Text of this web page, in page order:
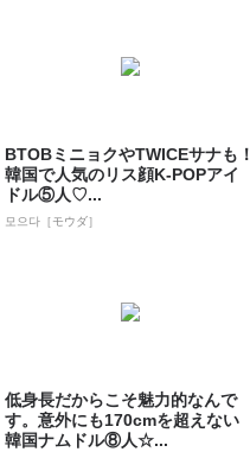
BTOBミニョクやTWICEサナも！
韓国で人気のリス顔K-POPアイ
ドル⑤人♡...
모으다［モウダ］
低身長だからこそ魅力的なんで
す。意外にも170cmを超えない
韓国ナムドル⑧人☆...